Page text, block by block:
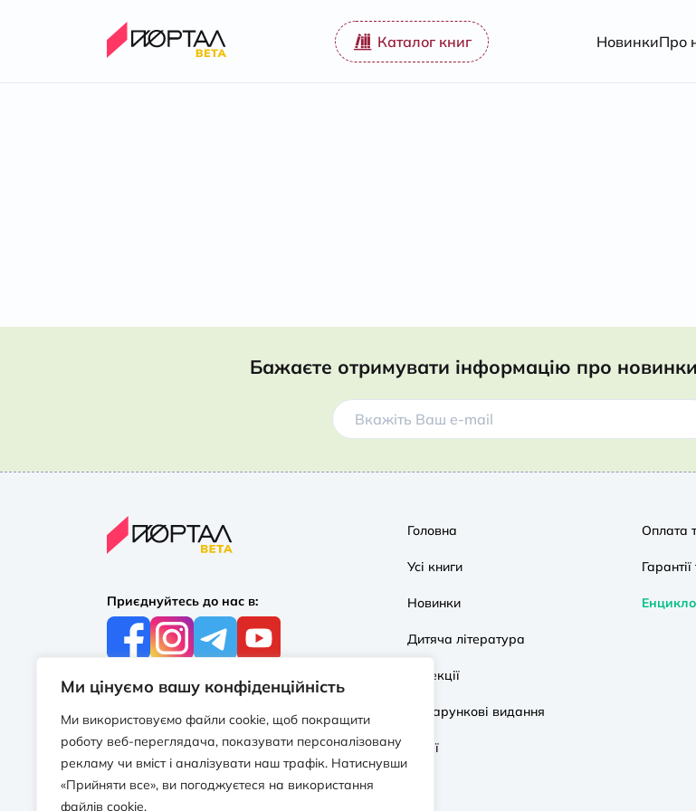
Ми цінуємо вашу конфіденційність
Ми використовуємо файли cookie, щоб покращити
роботу веб-переглядача, показувати персоналізовану
рекламу чи вміст і аналізувати наш трафік. Натиснувши
«Прийняти все», ви погоджуєтеся на використання
файлів cookie.
Каталог книг НовинкиПро
Бажаєте отримувати інформацію про
Приєднуйтесь до нас в:
З усіх питань:
+38 097 244 16 56
info@portalbooks.com.ua
Працюємо в будні з 10:00 до 18:00
З приводу співпраці:
Головна
Усі книги
Новинки
Дитяча література
Колекції
Подарункові видання
Акції
Оплата